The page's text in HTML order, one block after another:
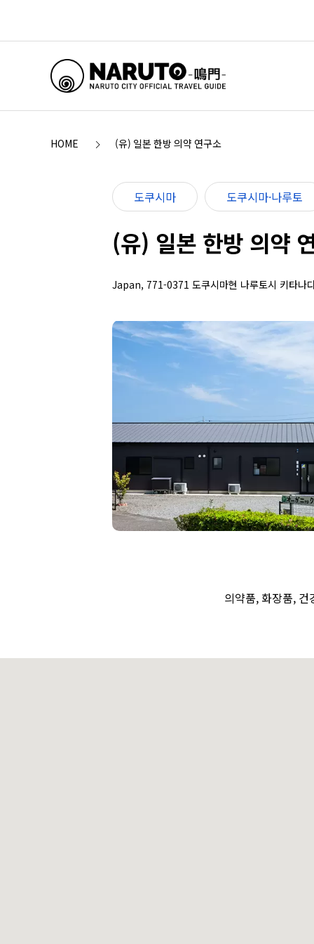
HOME (유) 일본 한방 의약 연구소
도쿠시마 도쿠시마·나루토
(유) 일본 한방 의약
Japan, 771-0371 도쿠시마현 나루토시 키타나
의약품, 화장품,